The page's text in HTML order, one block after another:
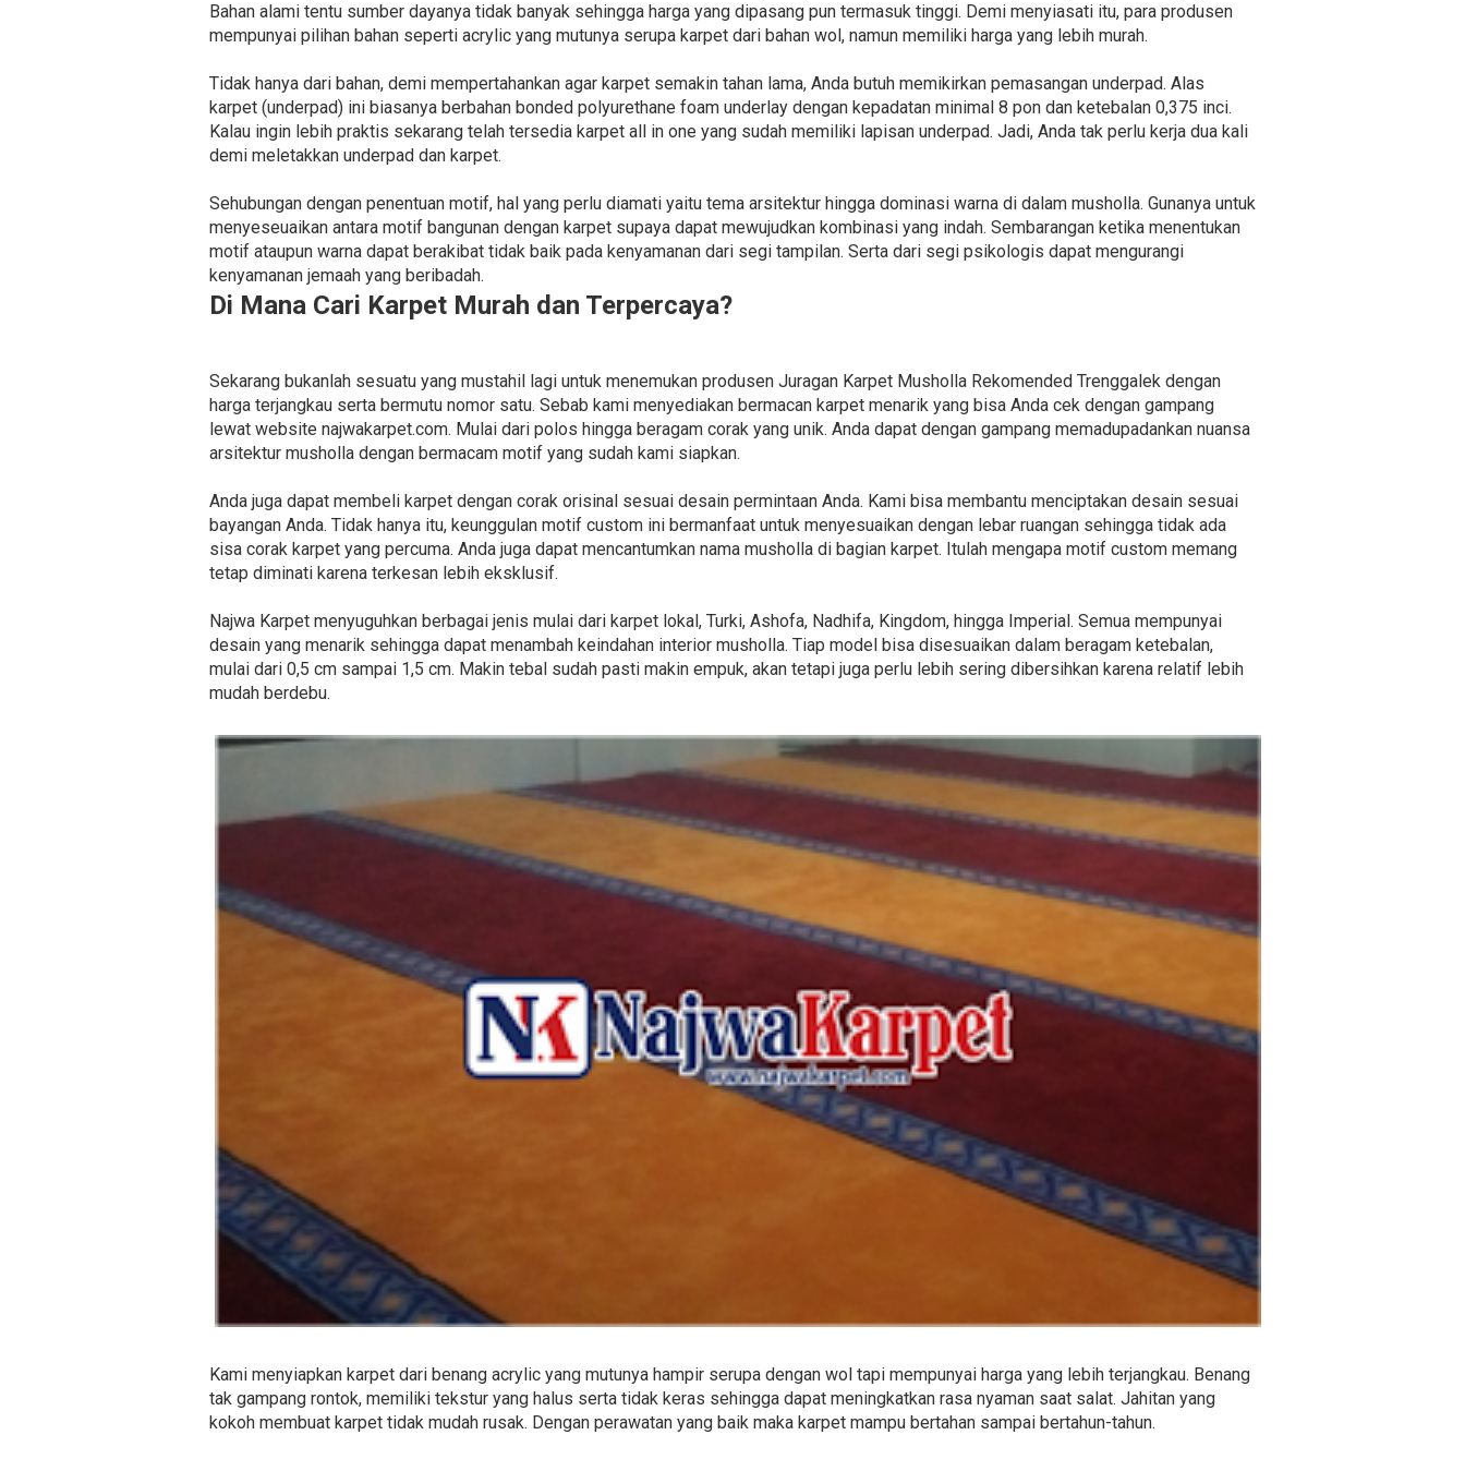
Bahan alami tentu sumber dayanya tidak banyak sehingga harga yang dipasang pun termasuk tinggi. Demi menyiasati itu, para produsen
mempunyai pilihan bahan seperti acrylic yang mutunya serupa karpet dari bahan wol, namun memiliki harga yang lebih murah.
Tidak hanya dari bahan, demi mempertahankan agar karpet semakin tahan lama, Anda butuh memikirkan pemasangan underpad. Alas
karpet (underpad) ini biasanya berbahan bonded polyurethane foam underlay dengan kepadatan minimal 8 pon dan ketebalan 0,375 inci.
Kalau ingin lebih praktis sekarang telah tersedia karpet all in one yang sudah memiliki lapisan underpad. Jadi, Anda tak perlu kerja dua kali
demi meletakkan underpad dan karpet.
Sehubungan dengan penentuan motif, hal yang perlu diamati yaitu tema arsitektur hingga dominasi warna di dalam musholla. Gunanya untuk
menyeseuaikan antara motif bangunan dengan karpet supaya dapat mewujudkan kombinasi yang indah. Sembarangan ketika menentukan
motif ataupun warna dapat berakibat tidak baik pada kenyamanan dari segi tampilan. Serta dari segi psikologis dapat mengurangi
kenyamanan jemaah yang beribadah.
Di Mana Cari Karpet Murah dan Terpercaya?
Sekarang bukanlah sesuatu yang mustahil lagi untuk menemukan produsen Juragan Karpet Musholla Rekomended Trenggalek dengan
harga terjangkau serta bermutu nomor satu. Sebab kami menyediakan bermacan karpet menarik yang bisa Anda cek dengan gampang
lewat website najwakarpet.com. Mulai dari polos hingga beragam corak yang unik. Anda dapat dengan gampang memadupadankan nuansa
arsitektur musholla dengan bermacam motif yang sudah kami siapkan.
Anda juga dapat membeli karpet dengan corak orisinal sesuai desain permintaan Anda. Kami bisa membantu menciptakan desain sesuai
bayangan Anda. Tidak hanya itu, keunggulan motif custom ini bermanfaat untuk menyesuaikan dengan lebar ruangan sehingga tidak ada
sisa corak karpet yang percuma. Anda juga dapat mencantumkan nama musholla di bagian karpet. Itulah mengapa motif custom memang
tetap diminati karena terkesan lebih eksklusif.
Najwa Karpet menyuguhkan berbagai jenis mulai dari karpet lokal, Turki, Ashofa, Nadhifa, Kingdom, hingga Imperial. Semua mempunyai
desain yang menarik sehingga dapat menambah keindahan interior musholla. Tiap model bisa disesuaikan dalam beragam ketebalan,
mulai dari 0,5 cm sampai 1,5 cm. Makin tebal sudah pasti makin empuk, akan tetapi juga perlu lebih sering dibersihkan karena relatif lebih
mudah berdebu.
Kami menyiapkan karpet dari benang acrylic yang mutunya hampir serupa dengan wol tapi mempunyai harga yang lebih terjangkau. Benang
tak gampang rontok, memiliki tekstur yang halus serta tidak keras sehingga dapat meningkatkan rasa nyaman saat salat. Jahitan yang
kokoh membuat karpet tidak mudah rusak. Dengan perawatan yang baik maka karpet mampu bertahan sampai bertahun-tahun.